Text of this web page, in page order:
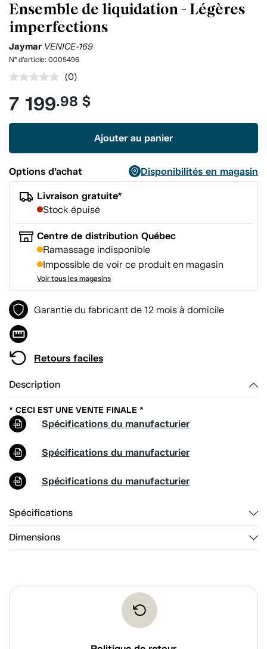
Ensemble de liquidation - Légères
imperfections
Jaymar VENICE-169
N° d'article: 0005496
Aucune
pour
ce
page.
(0)
7 199.98 $
Ajouter au panier
Options d’achat
Disponibilités en magasin
Livraison gratuite*
Stock épuisé
Centre de distribution Québec
Ramassage indisponible
Impossible de voir ce produit en magasin
Voir tous les magasins
Garantie du fabricant de 12 mois à domicile
Retours faciles
Description
* CECI EST UNE VENTE FINALE *
Spécifications du manufacturier
Spécifications du manufacturier
Spécifications du manufacturier
Spécifications
Dimensions